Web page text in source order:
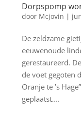
Dorpspomp
door Mcjovin |
De zeldzame
eeuwenoude
gerestaureerd.
de voet gegoten
Oranje te ’s
geplaatst....